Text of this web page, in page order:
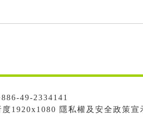
49-2334141
1920x1080 隱私權及安全政策宣